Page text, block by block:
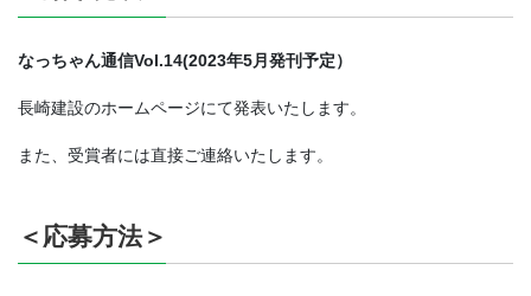
なっちゃん通信Vol.14(2023年5月発刊予定）
長崎建設のホームページにて発表いたします。
また、受賞者には直接ご連絡いたします。
＜応募方法＞